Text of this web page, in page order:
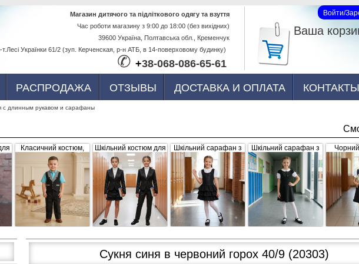
Перейти к
основному
содержанию
РАСПРОДАЖА ОТЗЫВЫ ДОСТАВКА И ОПЛАТА КОНТАКТЫ
Вход на
Войти/
Ваша
Магазин дитячого та підліткового одягу та взуття
Час роботи магазину з 9:00 до 18:00 (без вихідних)
39600 Україна, Полтавська обл., Кременчук
т.Лесі Українки 61/2 (зуп. Керченская, р-н АТБ, в 14-поверховому будинку)
✆ +38-068-086-65-61
с длинным рукавом и сарафаны
Класичний костюм,
чорний з сіро-білими
вставками (жилетка +
штани)
Шкільний костюм для
дівчинки, трійка
Шкільний сарафан з
рюшами, чорний
Шкільний сарафан з
брошкою, чорний
сарафан
з
Сукня синя в червоний горох 40/9 (20303)